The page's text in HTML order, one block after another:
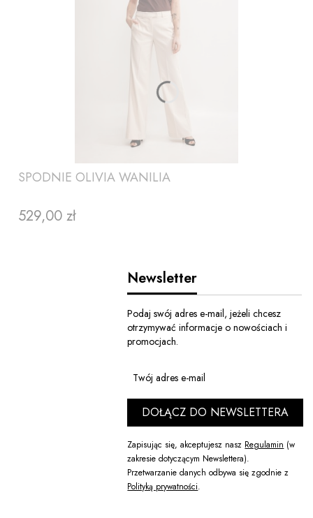
SPODNIE OLIVIA WANILIA
Cena
529,00 zł
Newsletter
Podaj swój adres e-mail, jeżeli chcesz
otrzymywać informacje o nowościach i
promocjach.
Twój adres e-mail
DOŁĄCZ DO NEWSLETTERA
Zapisując się, akceptujesz nasz Regulamin (w
zakresie dotyczącym Newslettera).
Przetwarzanie danych odbywa się zgodnie z
Polityką prywatności.